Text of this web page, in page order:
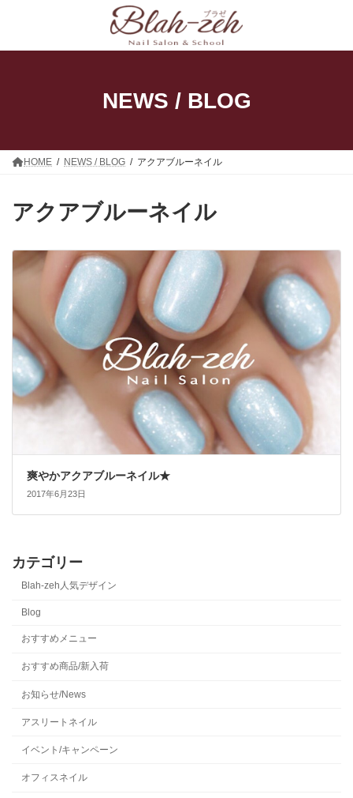
ン
ー
NEWS / BLOG
HOME NEWS / BLOG アクアブルーネイル
アクアブルーネイル
爽やかアクアブルーネイル★
2017年6月23日
カテゴリー
Blah-zeh人気デザイン
Blog
おすすめメニュー
おすすめ商品/新入荷
お知らせ/News
アスリートネイル
イベント/キャンペーン
オフィスネイル